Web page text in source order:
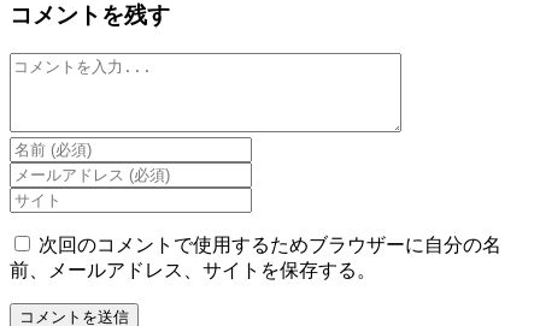
コメントを残す
コ
ト
Enter
your
name
or
username
to
comment
Enter
your
email
address
to
comment
Enter
your
website
URL
(optional)
次回のコメントで使用するためブラウザーに自分の名
前、メールアドレス、サイトを保存する。